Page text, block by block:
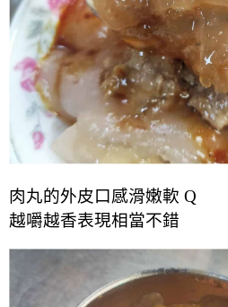
肉丸的外皮口感滑嫩軟 Q
越嚼越香表現相當不錯